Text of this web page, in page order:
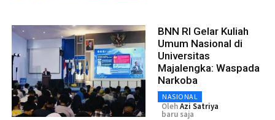
BNN RI Gelar Kuliah
Umum Nasional di
Universitas
Majalengka: Waspada
Narkoba
NASIONAL
OlehAzi Satriya
baru saja